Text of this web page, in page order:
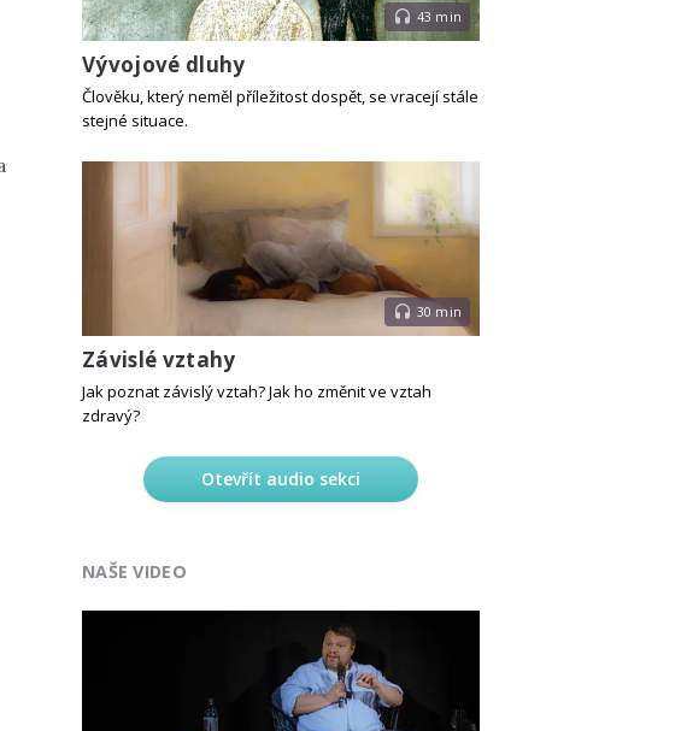
43 min
Vývojové dluhy
Člověku, který neměl příležitost dospět, se vracejí stále
stejné situace.
30 min
Závislé vztahy
Jak poznat závislý vztah? Jak ho změnit ve vztah
zdravý?
Otevřít audio sekci
NAŠE VIDEO